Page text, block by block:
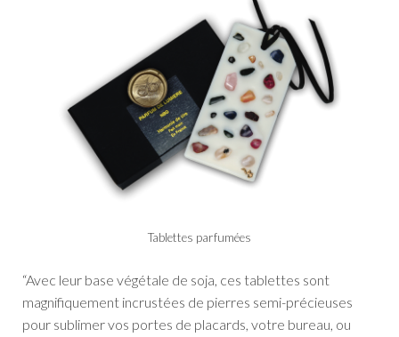
Tablettes parfumées
“Avec leur base végétale de soja, ces tablettes sont
magnifiquement incrustées de pierres semi-précieuses
pour sublimer vos portes de placards, votre bureau, ou